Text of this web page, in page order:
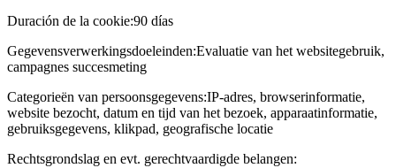
Duración de la cookie:90 días
Gegevensverwerkingsdoeleinden:Evaluatie van het websitegebruik,
campagnes succesmeting
Categorieën van persoonsgegevens:IP-adres, browserinformatie,
website bezocht, datum en tijd van het bezoek, apparaatinformatie,
gebruiksgegevens, klikpad, geografische locatie
Rechtsgrondslag en evt. gerechtvaardigde belangen: